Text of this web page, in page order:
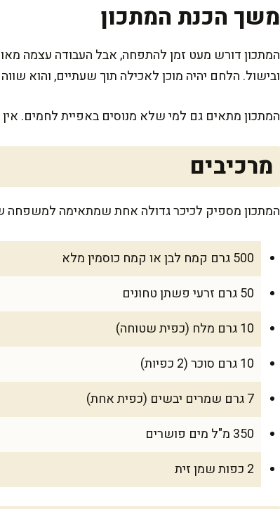
משך הכנת המתכון
המתכון דורש מעט זמן להתפחה, אבל העבודה עצמה
ובישול. הלחם יהיה מוכן לאכילה תוך שעתיים, והוא
המתכון מתאים גם למי שלא מנוסים באפיית לחמים.
מרכיבים
המתכון מספיק לכיכר גדולה אחת שמתאימה למשפחה של בערך 6 נפשות, או ל-4 חברים
500 גרם קמח לבן או קמח כוסמין מלא
50 גרם זרעי פשתן טחונים
10 גרם מלח (כפית שטוחה)
10 גרם סוכר (2 כפיות)
7 גרם שמרים יבשים (כפית אחת)
350 מ"ל מים פושרים
2 כפות שמן זית